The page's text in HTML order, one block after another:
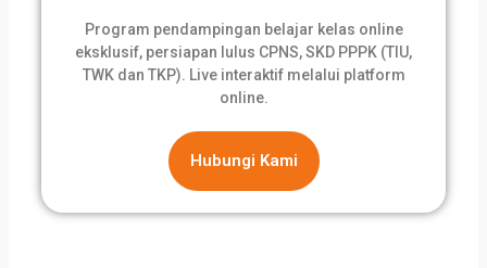
Program pendampingan belajar kelas online
eksklusif, persiapan lulus CPNS, SKD PPPK (TIU,
TWK dan TKP). Live interaktif melalui platform
online.
Hubungi Kami